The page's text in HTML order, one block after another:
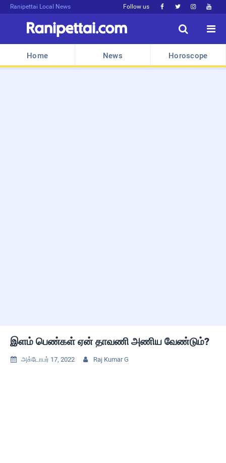
Ranipettai Local News Follow us    


Home News Horoscope
இளம் பெண்கள் ஏன் தாவணி அணிய வேண்டும்?
 அக்டோபர் 17, 2022  Raj Kumar G